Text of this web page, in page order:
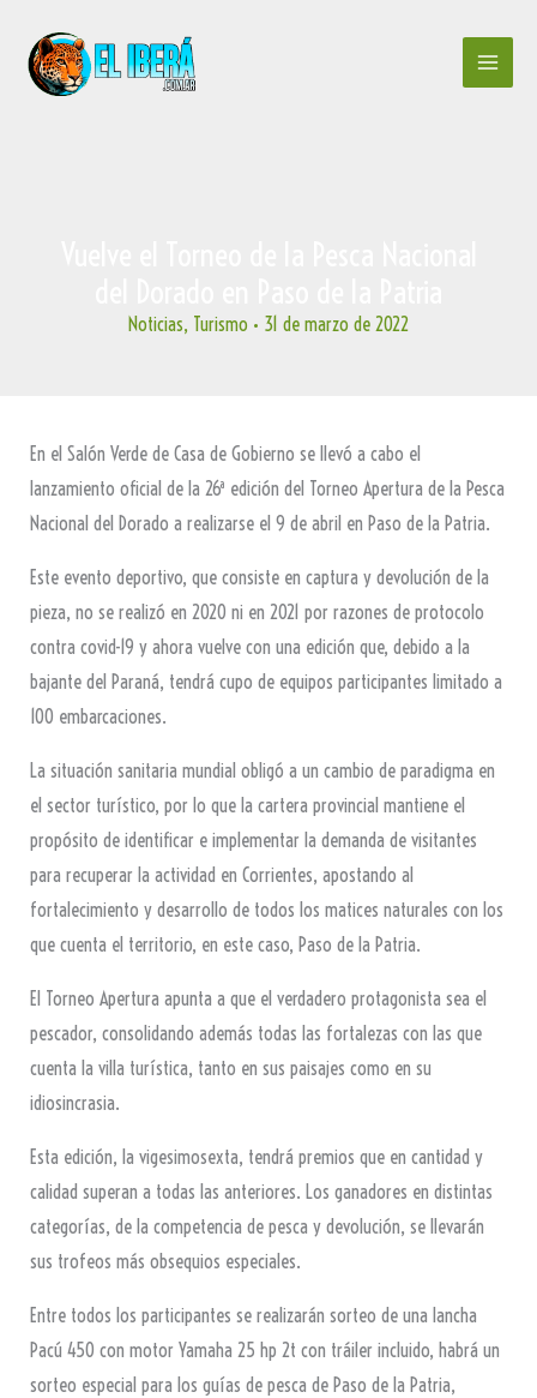
contenido
Noticias, Turismo • 31 de marzo de 2022
En el Salón Verde de Casa de Gobierno se llevó a cabo el
lanzamiento oficial de la 26ª edición del Torneo Apertura de la Pesca
Nacional del Dorado a realizarse el 9 de abril en Paso de la Patria.
Este evento deportivo, que consiste en captura y devolución de la
pieza, no se realizó en 2020 ni en 2021 por razones de protocolo
contra covid-19 y ahora vuelve con una edición que, debido a la
bajante del Paraná, tendrá cupo de equipos participantes limitado a
100 embarcaciones.
La situación sanitaria mundial obligó a un cambio de paradigma en
el sector turístico, por lo que la cartera provincial mantiene el
propósito de identificar e implementar la demanda de visitantes
para recuperar la actividad en Corrientes, apostando al
fortalecimiento y desarrollo de todos los matices naturales con los
que cuenta el territorio, en este caso, Paso de la Patria.
El Torneo Apertura apunta a que el verdadero protagonista sea el
pescador, consolidando además todas las fortalezas con las que
cuenta la villa turística, tanto en sus paisajes como en su
idiosincrasia.
Esta edición, la vigesimosexta, tendrá premios que en cantidad y
calidad superan a todas las anteriores. Los ganadores en distintas
categorías, de la competencia de pesca y devolución, se llevarán
sus trofeos más obsequios especiales.
Entre todos los participantes se realizarán sorteo de una lancha
Pacú 450 con motor Yamaha 25 hp 2t con tráiler incluido, habrá un
sorteo especial para los guías de pesca de Paso de la Patria,